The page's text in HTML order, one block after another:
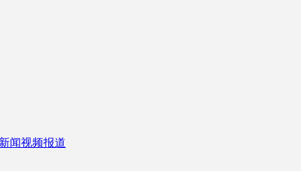
闻视频报道